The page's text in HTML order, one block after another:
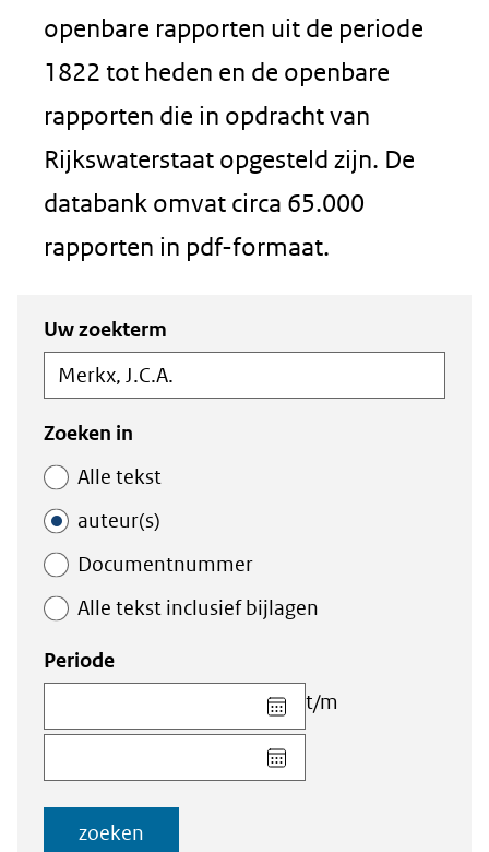
openbare rapporten uit de periode
1822 tot heden en de openbare
rapporten die in opdracht van
Rijkswaterstaat opgesteld zijn. De
databank omvat circa 65.000
rapporten in pdf-formaat.
Zoeken
in
de
index
Zoeken
binnen
de
index
Uw zoekterm
Zoeken in
Alle tekst
auteur(s)
Documentnummer
Alle tekst inclusief bijlagen
Periode
Kies
datum
voor
veld
t/m
Kies
datum
zoeken